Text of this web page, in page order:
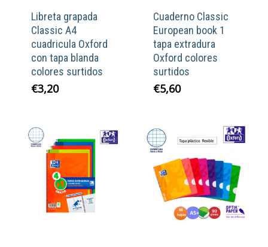
Libreta grapada
Classic A4
cuadricula Oxford
con tapa blanda
colores surtidos
€3,20
Cuaderno Classic
European book 1
tapa extradura
Oxford colores
surtidos
€5,60